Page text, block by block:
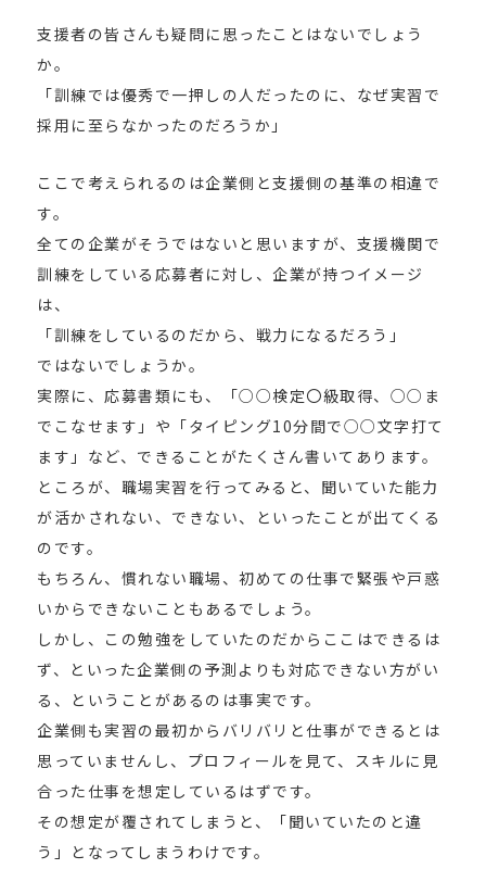
支援者の皆さんも疑問に思ったことはないでしょう
か。
「訓練では優秀で一押しの人だったのに、なぜ実習で
採用に至らなかったのだろうか」
ここで考えられるのは企業側と支援側の基準の相違で
す。
全ての企業がそうではないと思いますが、支援機関で
訓練をしている応募者に対し、企業が持つイメージ
は、
「訓練をしているのだから、戦力になるだろう」
ではないでしょうか。
実際に、応募書類にも、「○○検定〇級取得、○○ま
でこなせます」や「タイピング10分間で○○文字打て
ます」など、できることがたくさん書いてあります。
ところが、職場実習を行ってみると、聞いていた能力
が活かされない、できない、といったことが出てくる
のです。
もちろん、慣れない職場、初めての仕事で緊張や戸惑
いからできないこともあるでしょう。
しかし、この勉強をしていたのだからここはできるは
ず、といった企業側の予測よりも対応できない方がい
る、ということがあるのは事実です。
企業側も実習の最初からバリバリと仕事ができるとは
思っていませんし、プロフィールを見て、スキルに見
合った仕事を想定しているはずです。
その想定が覆されてしまうと、「聞いていたのと違
う」となってしまうわけです。